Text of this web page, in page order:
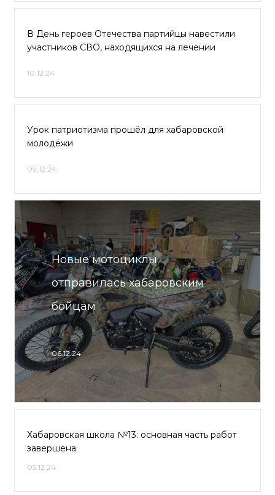
В День героев Отечества партийцы навестили
участников СВО, находящихся на лечении
10.12.24
Урок патриотизма прошёл для хабаровской
молодёжи
09.12.24
Новые мотоциклы
отправилась хабаровским
бойцам
06.12.24
Хабаровская школа №13: основная часть работ
завершена
05.12.24